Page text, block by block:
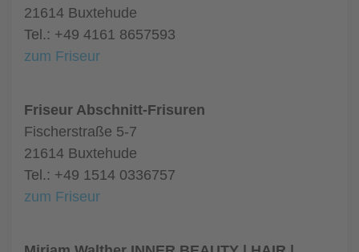
21614 Buxtehude
Tel.: +49 4161 8657593
zum Friseur
Friseur Abschnitt-Frisuren
Fischerstraße 5-7
21614 Buxtehude
Tel.: +49 1514 0336757
zum Friseur